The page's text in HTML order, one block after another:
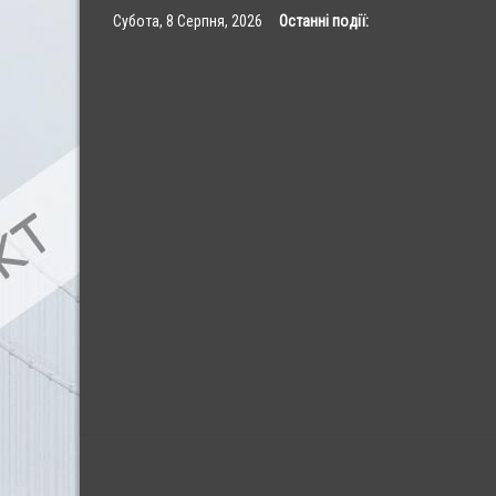
Субота, 8 Серпня, 2026 Останні події: